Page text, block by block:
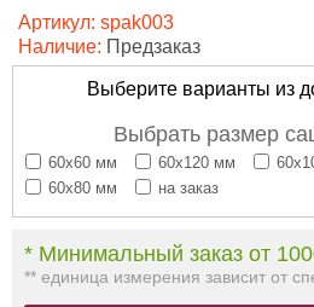
Артикул: spak003
Наличие: Предзаказ
Выберите варианты из
Выбрать размер
60х60 мм 60х120 мм
60х80 мм
на заказ
* Минимальный заказ от
** единица измерения зависит от